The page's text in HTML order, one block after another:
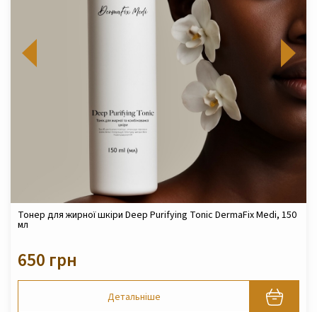
Тонер для жирної шкіри Deep Purifying Tonic DermaFix Medi, 150
мл
650 грн
Детальніше